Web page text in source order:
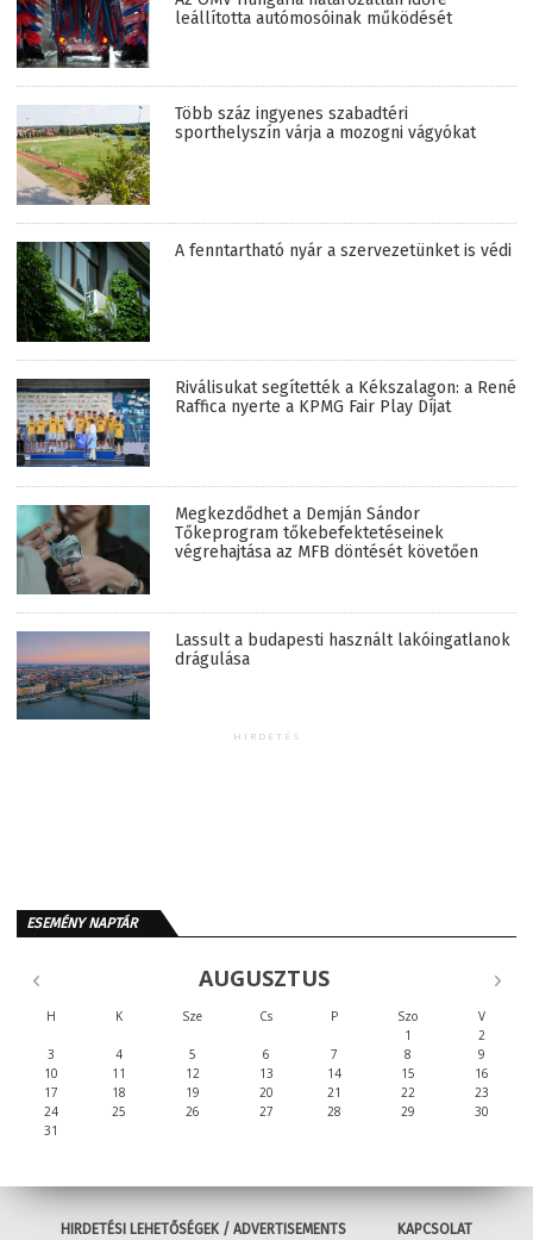
leállította autómosóinak működését
Több száz ingyenes szabadtéri
sporthelyszín várja a mozogni vágyókat
A fenntartható nyár a szervezetünket is védi
Riválisukat segítették a Kékszalagon: a René
Raffica nyerte a KPMG Fair Play Díjat
Megkezdődhet a Demján Sándor
Tőkeprogram tőkebefektetéseinek
végrehajtása az MFB döntését követően
Lassult a budapesti használt lakóingatlanok
drágulása
HIRDETÉS
ESEMÉNY NAPTÁR
AUGUSZTUS
H K Sze Cs P Szo
V
1
2
3
4 5 6 7 8
9
10
11 12 13 14 15
16
17
18 19 20 21 22
23
24
25 26 27 28 29
30
31
HIRDETÉSI LEHETŐSÉGEK / ADVERTISEMENTS KAPCSOLAT